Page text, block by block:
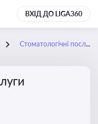
ВХІД ДО LIGA360
Стоматологічні послуги